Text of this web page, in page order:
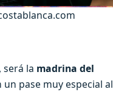
la madrina del
pase muy especial al